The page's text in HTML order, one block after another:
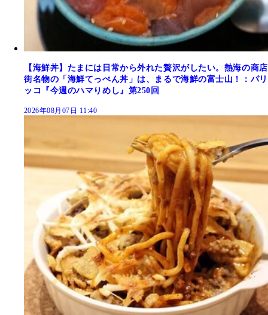
【海鮮丼】たまには日常から外れた贅沢がしたい。熱海の商店
街名物の「海鮮てっぺん丼」は、まるで海鮮の富士山！：パリ
ッコ『今週のハマりめし』第250回
2026年08月07日 11:40